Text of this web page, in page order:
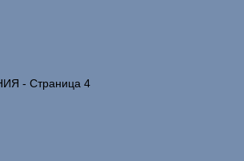
- Страница 4